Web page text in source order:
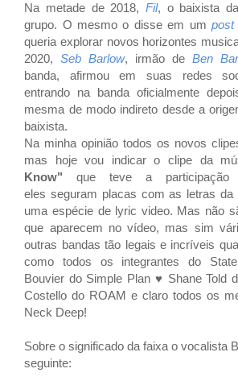
Na metade de 2018,Fil, o baixista
grupo. O mesmo o disse em umpost
queria explorar novos horizontes
2020,Seb Barlow, irmão deBen
banda, afirmou em suas redes
entrando na banda oficialmente
mesma de modo indireto desde a
baixista.
Na minha opinião todos os novos
mas hoje vou indicar o clipe da
Know" que teve a
eles seguram placas com as letras da
uma espécie de lyric video. Mas não
que aparecem no vídeo, mas sim
outras bandas tão legais e incríveis
comotodos os integrantes do
Bouvier do Simple Plan ♥ Shane Told
Costello do ROAM e claro todos os
Neck Deep!
Sobre o significado da faixa o vocalista
seguinte: